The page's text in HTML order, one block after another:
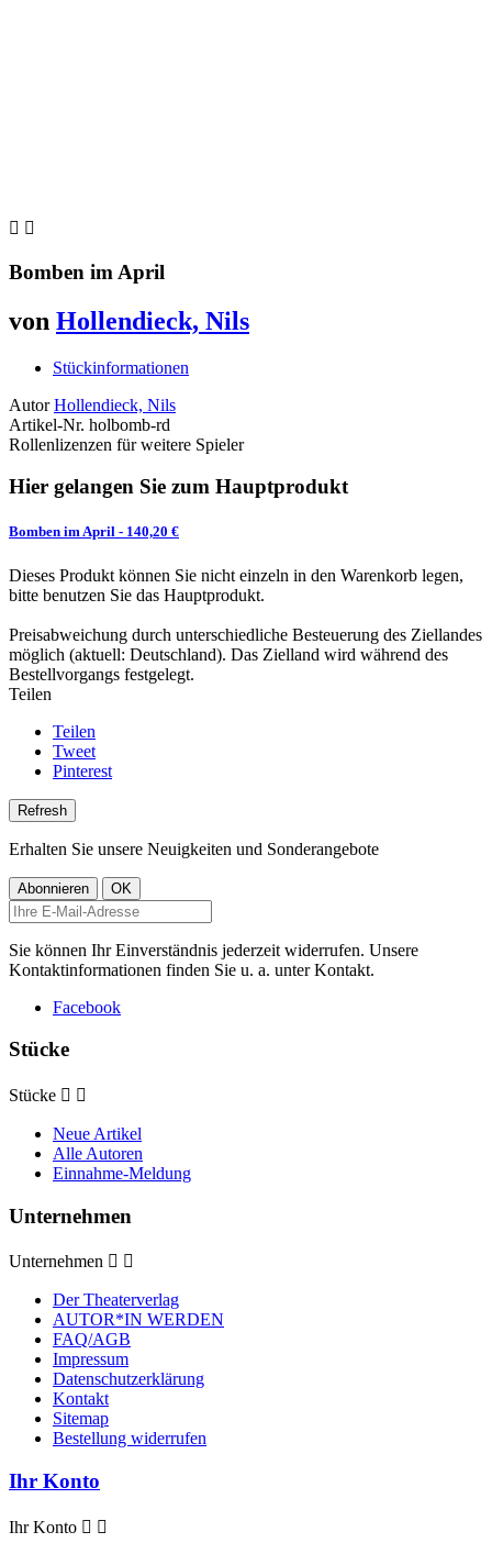
 
Bomben im April
von Hollendieck, Nils
Stückinformationen
Autor Hollendieck, Nils
Artikel-Nr. holbomb-rd
Rollenlizenzen für weitere Spieler
Hier gelangen Sie zum Hauptprodukt
Bomben im April - 140,20 €
Dieses Produkt können Sie nicht einzeln in den Warenkorb legen,
bitte benutzen Sie das Hauptprodukt.
Preisabweichung durch unterschiedliche Besteuerung des Ziellandes
möglich (aktuell: Deutschland). Das Zielland wird während des
Bestellvorgangs festgelegt.
Teilen
Teilen
Tweet
Pinterest
Erhalten Sie unsere Neuigkeiten und Sonderangebote
Sie können Ihr Einverständnis jederzeit widerrufen. Unsere
Kontaktinformationen finden Sie u. a. unter Kontakt.
Facebook
Stücke
Stücke  
Neue Artikel
Alle Autoren
Einnahme-Meldung
Unternehmen
Unternehmen  
Der Theaterverlag
AUTOR*IN WERDEN
FAQ/AGB
Impressum
Datenschutzerklärung
Kontakt
Sitemap
Bestellung widerrufen
Ihr Konto
Ihr Konto  